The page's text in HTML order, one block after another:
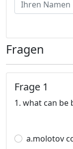
Fragen
Frage 1
1. what can be
a.molotov